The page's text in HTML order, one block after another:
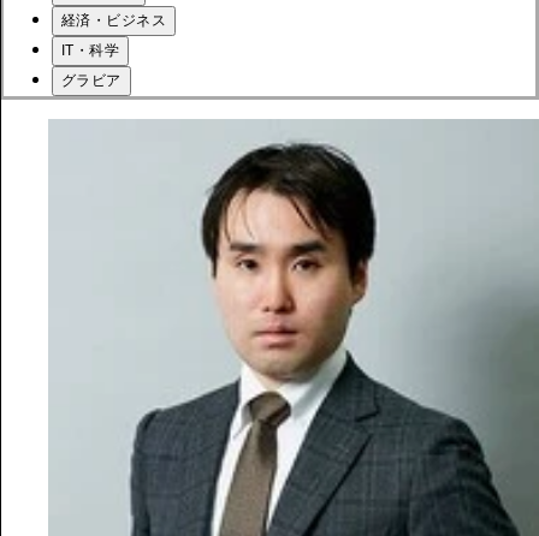
経済・ビジネス
IT・科学
グラビア